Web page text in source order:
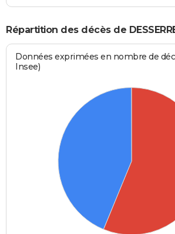
Répartition des décès de
Données exprimées en nombre de
Insee)